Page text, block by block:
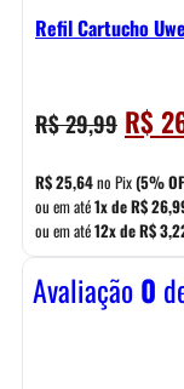
Refil Cartucho
R$29,99 O
preço
era:
R$
R$
R$25,64no Pix(5%
ou em até1x deR$
ou em até12x deR$
Avaliação0